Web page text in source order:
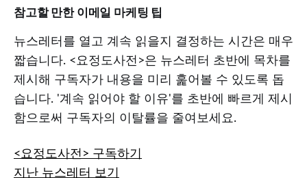
참고할 만한 이메일 마케팅 팁
뉴스레터를 열고 계속 읽을지 결정하는 시간은 매우
짧습니다. <요정도사전>은 뉴스레터 초반에 목차를
제시해 구독자가 내용을 미리 훑어볼 수 있도록 돕
습니다. '계속 읽어야 할 이유'를 초반에 빠르게 제시
함으로써 구독자의 이탈률을 줄여보세요.
<요정도사전> 구독하기
지난 뉴스레터 보기